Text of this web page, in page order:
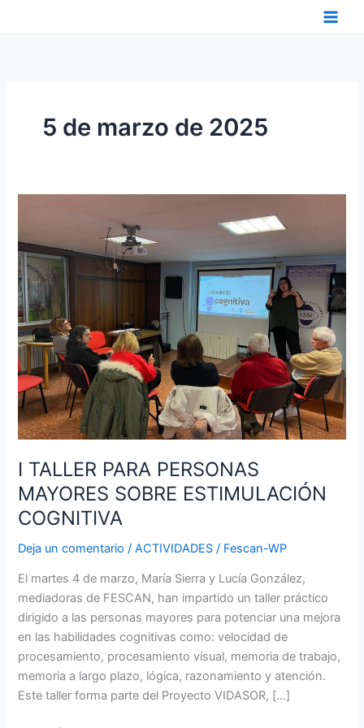
5 de marzo de 2025
I TALLER PARA PERSONAS
MAYORES SOBRE ESTIMULACIÓN
COGNITIVA
Deja un comentario /ACTIVIDADES / Fescan-WP
El martes 4 de marzo, María Sierra y Lucía González,
mediadoras de FESCAN, han impartido un taller práctico
dirigido a las personas mayores para potenciar una mejora
en las habilidades cognitivas como: velocidad de
procesamiento, procesamiento visual, memoria de trabajo,
memoria a largo plazo, lógica, razonamiento y atención.
Este taller forma parte del Proyecto VIDASOR, […]
PARA
PERSONAS
MAYORES
SOBRE
ESTIMULACIÓN
COGNITIVA